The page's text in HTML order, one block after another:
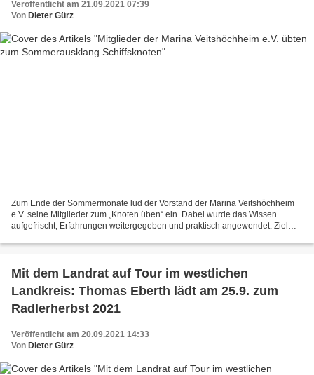
Veröffentlicht am 21.09.2021 07:39
Von Dieter Gürz
Zum Ende der Sommermonate lud der Vorstand der Marina Veitshöchheim
e.V. seine Mitglieder zum „Knoten üben“ ein. Dabei wurde das Wissen
aufgefrischt, Erfahrungen weitergegeben und praktisch angewendet. Ziel
Mit dem Landrat auf Tour im westlichen
Landkreis: Thomas Eberth lädt am 25.9. zum
Radlerherbst 2021
Veröffentlicht am 20.09.2021 14:33
Von Dieter Gürz